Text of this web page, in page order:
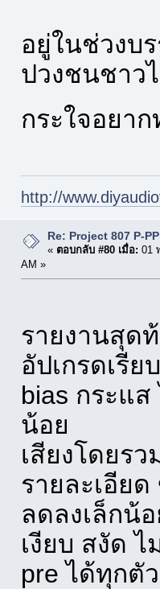
อยู่ในช่วงบ
ปวงชนชาว
กระใจอย
http://
Re: Project 807 P-
« ตอบกลับ #80 เมื่อ: 01
AM »
รายงานสุด
อัปเกรดเรีย
bias กระแ
น้อย
เสียงโดยร
รายละเอีย
ลดลงเล็กน้
เงียบ สงัด
pre ได้ทุกตั